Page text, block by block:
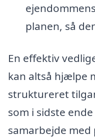
planen, så
En effektiv
kan altså hjælpe
struktureret
som i sidste
samarbejde